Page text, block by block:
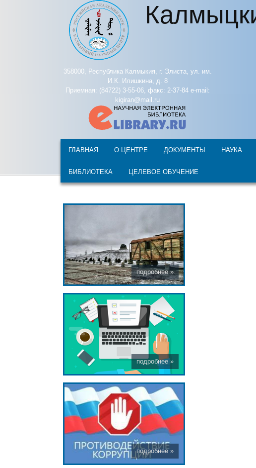
Перейти к основному содержанию
358000, Республика Калмыкия, г. Элиста, ул. им.
И.К. Илишкина, д. 8
Приемная: (84722) 3-55-06, факс: 2-37-84 e-mail:
kigiran@mail.ru
ГЛАВНАЯ О ЦЕНТРЕ ДОКУМЕНТЫ НАУКА
БИБЛИОТЕКА ЦЕЛЕВОЕ ОБУЧЕНИЕ